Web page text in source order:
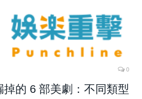
0
的 6 部美劇：不同類型